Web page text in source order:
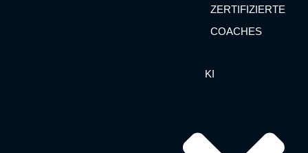
ZERTIFIZIERTE
COACHES
KI